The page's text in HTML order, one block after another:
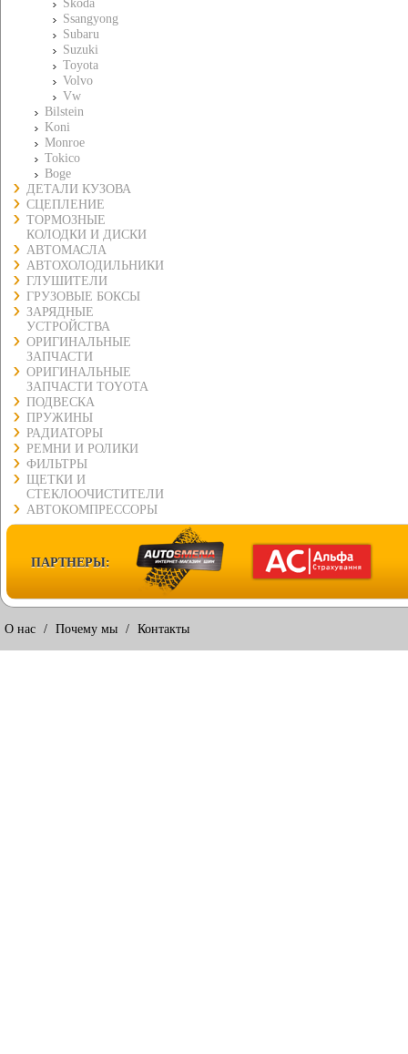
Skoda
Ssangyong
Subaru
Suzuki
Toyota
Volvo
Vw
Bilstein
Koni
Monroe
Tokico
Boge
ДЕТАЛИ КУЗОВА
СЦЕПЛЕНИЕ
ТОРМОЗНЫЕ
КОЛОДКИ И ДИСКИ
АВТОМАСЛА
АВТОХОЛОДИЛЬНИКИ
ГЛУШИТЕЛИ
ГРУЗОВЫЕ БОКСЫ
ЗАРЯДНЫЕ
УСТРОЙСТВА
ОРИГИНАЛЬНЫЕ
ЗАПЧАСТИ
ОРИГИНАЛЬНЫЕ
ЗАПЧАСТИ TOYOTA
ПОДВЕСКА
ПРУЖИНЫ
РАДИАТОРЫ
РЕМНИ И РОЛИКИ
ФИЛЬТРЫ
ЩЕТКИ И
СТЕКЛООЧИСТИТЕЛИ
АВТОКОМПРЕССОРЫ
ПАРТНЕРЫ:
О нас / Почему мы / Контакты